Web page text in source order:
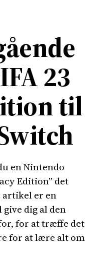
23
til
en Nintendo
Edition” det
artikel er en
give dig al den
for at træffe det
for at lære alt om